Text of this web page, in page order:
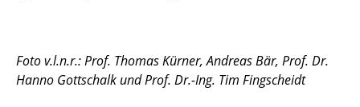
Foto v.l.n.r.: Prof. Thomas Kürner, Andreas Bär, Prof. Dr.
Hanno Gottschalk und Prof. Dr.-Ing. Tim Fingscheidt